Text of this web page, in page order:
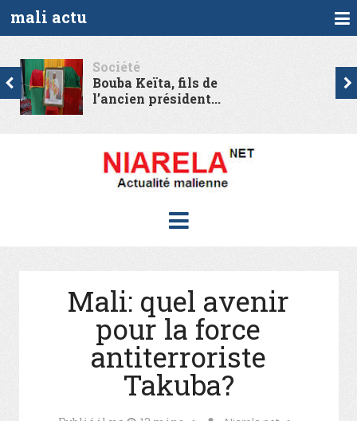
mali actu
fils de
Le président
Mali: quel avenir
pour la force
antiterroriste
Takuba?